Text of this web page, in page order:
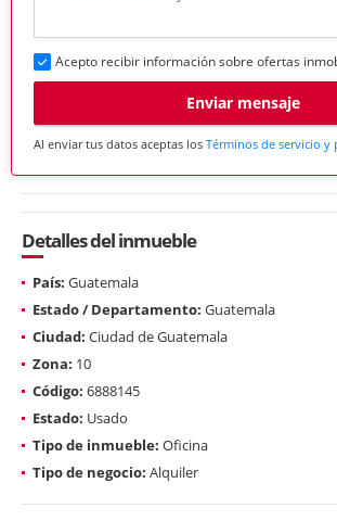
Acepto recibir información sobre ofertas
Enviar mensaje
Al enviar tus datos aceptas los Términos de servicio y
Detalles del inmueble
País: Guatemala
Estado / Departamento: Guatemala
Ciudad: Ciudad de Guatemala
Zona: 10
Código: 6888145
Estado: Usado
Tipo de inmueble: Oficina
Tipo de negocio: Alquiler